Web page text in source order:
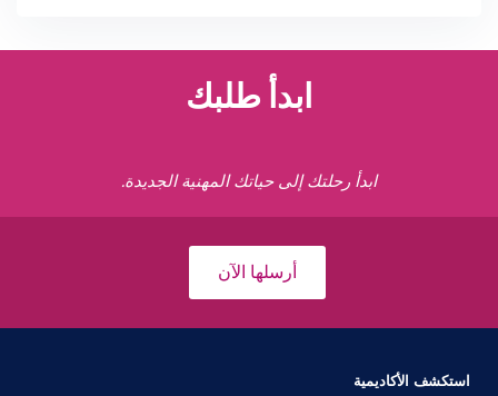
ابدأ طلبك
ابدأ رحلتك إلى حياتك المهنية الجديدة.
أرسلها الآن
استكشف الأكاديمية